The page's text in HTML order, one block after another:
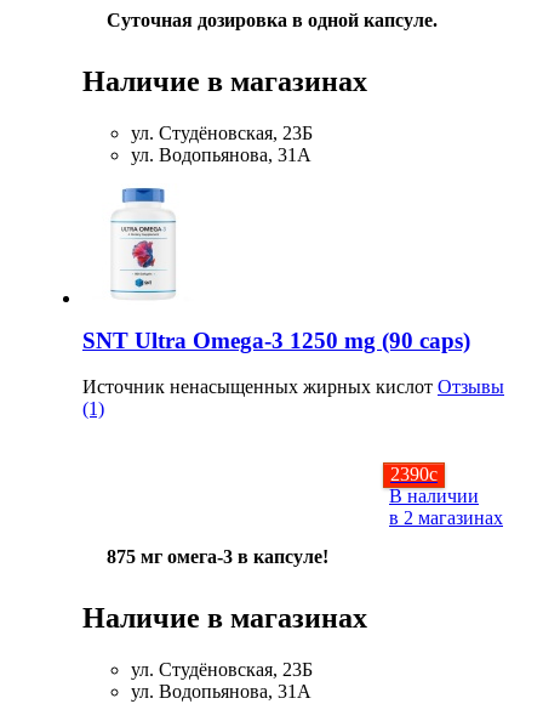
Суточная дозировка в одной капсуле.
Наличие в магазинах
ул. Студёновская, 23Б
ул. Водопьянова, 31А
2390c
В наличии
в 2 магазинах
SNT Ultra Omega-3 1250 mg (90 caps)
Источник ненасыщенных жирных кислот Отзывы
(1)
875 мг омега-3 в капсуле!
Наличие в магазинах
ул. Студёновская, 23Б
ул. Водопьянова, 31А